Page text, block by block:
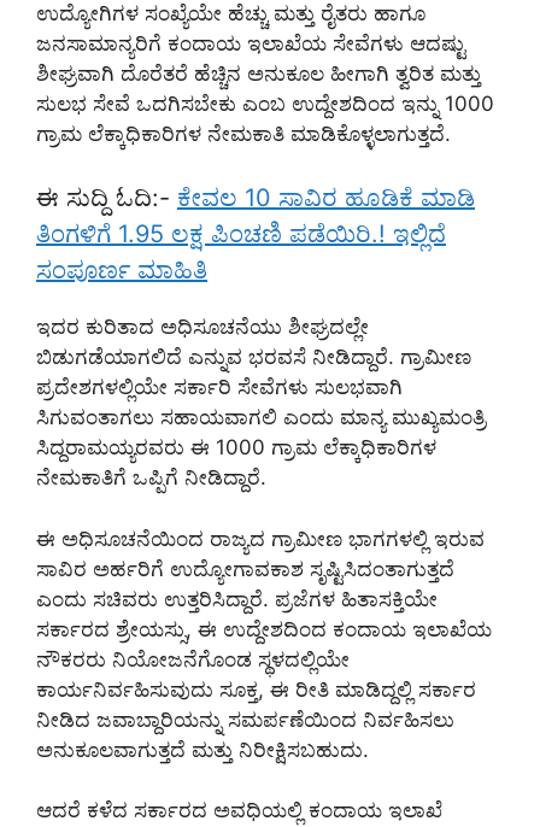
ಉದ್ಯೋಗಿಗಳ ಸಂಖ್ಯೆಯೇ ಹೆಚ್ಚು ಮತ್ತು ರೈತರು ಹಾಗೂ
ಜನಸಾಮಾನ್ಯರಿಗೆ ಕಂದಾಯ ಇಲಾಖೆಯ ಸೇವೆಗಳು ಆದಷ್ಟು
ಶೀಘ್ರವಾಗಿ ದೊರೆತರೆ ಹೆಚ್ಚಿನ ಅನುಕೂಲ ಹೀಗಾಗಿ ತ್ವರಿತ ಮತ್ತು
ಸುಲಭ ಸೇವೆ ಒದಗಿಸಬೇಕು ಎಂಬ ಉದ್ದೇಶದಿಂದ ಇನ್ನು 1000
ಗ್ರಾಮ ಲೆಕ್ಕಾಧಿಕಾರಿಗಳ ನೇಮಕಾತಿ ಮಾಡಿಕೊಳ್ಳಲಾಗುತ್ತದೆ.
ಈ ಸುದ್ದಿ ಓದಿ:- ಕೇವಲ 10 ಸಾವಿರ ಹೂಡಿಕೆ ಮಾಡಿ
ತಿಂಗಳಿಗೆ 1.95 ಲಕ್ಷ ಪಿಂಚಣಿ ಪಡೆಯಿರಿ.! ಇಲ್ಲಿದೆ
ಸಂಪೂರ್ಣ ಮಾಹಿತಿ
ಇದರ ಕುರಿತಾದ ಅಧಿಸೂಚನೆಯು ಶೀಘ್ರದಲ್ಲೇ
ಬಿಡುಗಡೆಯಾಗಲಿದೆ ಎನ್ನುವ ಭರವಸೆ ನೀಡಿದ್ದಾರೆ. ಗ್ರಾಮೀಣ
ಪ್ರದೇಶಗಳಲ್ಲಿಯೇ ಸರ್ಕಾರಿ ಸೇವೆಗಳು ಸುಲಭವಾಗಿ
ಸಿಗುವಂತಾಗಲು ಸಹಾಯವಾಗಲಿ ಎಂದು ಮಾನ್ಯ ಮುಖ್ಯಮಂತ್ರಿ
ಸಿದ್ದರಾಮಯ್ಯರವರು ಈ 1000 ಗ್ರಾಮ ಲೆಕ್ಕಾಧಿಕಾರಿಗಳ
ನೇಮಕಾತಿಗೆ ಒಪ್ಪಿಗೆ ನೀಡಿದ್ದಾರೆ.
ಈ ಅಧಿಸೂಚನೆಯಿಂದ ರಾಜ್ಯದ ಗ್ರಾಮೀಣ ಭಾಗಗಳಲ್ಲಿ ಇರುವ
ಸಾವಿರ ಅರ್ಹರಿಗೆ ಉದ್ಯೋಗಾವಕಾಶ ಸೃಷ್ಟಿಸಿದಂತಾಗುತ್ತದೆ
ಎಂದು ಸಚಿವರು ಉತ್ತರಿಸಿದ್ದಾರೆ. ಪ್ರಜೆಗಳ ಹಿತಾಸಕ್ತಿಯೇ
ಸರ್ಕಾರದ ಶ್ರೇಯಸ್ಸು, ಈ ಉದ್ದೇಶದಿಂದ ಕಂದಾಯ ಇಲಾಖೆಯ
ನೌಕರರು ನಿಯೋಜನೆಗೊಂಡ ಸ್ಥಳದಲ್ಲಿಯೇ
ಕಾರ್ಯನಿರ್ವಹಿಸುವುದು ಸೂಕ್ತ, ಈ ರೀತಿ ಮಾಡಿದ್ದಲ್ಲಿ ಸರ್ಕಾರ
ನೀಡಿದ ಜವಾಬ್ದಾರಿಯನ್ನು ಸಮರ್ಪಣೆಯಿಂದ ನಿರ್ವಹಿಸಲು
ಅನುಕೂಲವಾಗುತ್ತದೆ ಮತ್ತು ನಿರೀಕ್ಷಿಸಬಹುದು.
ಆದರೆ ಕಳೆದ ಸರ್ಕಾರದ ಅವಧಿಯಲ್ಲಿ ಕಂದಾಯ ಇಲಾಖೆ